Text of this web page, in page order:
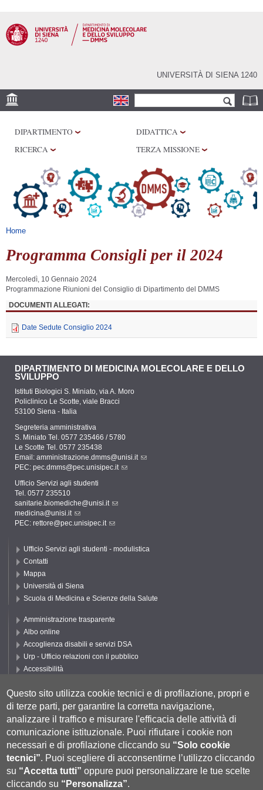
contenuto
principale
UNIVERSITÀ DI SIENA 1240
Form di ricerca
CENTRI DI RICERCA
LABORATORI
BIBLIOTECHE
SERVIZI
DIPARTIMENTO
DIDATTICA
RICERCA
TERZA MISSIONE
Tu sei qui
Home
Programma Consigli per il 2024
Mercoledì, 10 Gennaio 2024
Programmazione Riunioni del Consiglio di Dipartimento del DMMS
DOCUMENTI ALLEGATI:
Date Sedute Consiglio 2024
DIPARTIMENTO DI MEDICINA MOLECOLARE E DELLO
SVILUPPO
Istituti Biologici S. Miniato, via A. Moro
Policlinico Le Scotte, viale Bracci
53100 Siena - Italia
Segreteria amministrativa
S. Miniato Tel. 0577 235466 / 5780
Le Scotte Tel. 0577 235438
Email: amministrazione.dmms@unisi.it
PEC: pec.dmms@pec.unisipec.it
Ufficio Servizi agli studenti
Tel. 0577 235510
sanitarie.biomediche@unisi.it
medicina@unisi.it
PEC: rettore@pec.unisipec.it
Ufficio Servizi agli studenti - modulistica
Contatti
Mappa
Università di Siena
Scuola di Medicina e Scienze della Salute
Amministrazione trasparente
Albo online
Accoglienza disabili e servizi DSA
Urp - Ufficio relazioni con il pubblico
Accessibilità
Cookie settings
Segui UNISI
Questo sito utilizza cookie tecnici e di profilazione, propri e
di terze parti, per garantire la corretta navigazione,
analizzare il traffico e misurare l'efficacia delle attività di
comunicazione istituzionale. Puoi rifiutare i cookie non
necessari e di profilazione cliccando su “Solo cookie
tecnici”. Puoi scegliere di acconsentirne l’utilizzo cliccando
su “Accetta tutti” oppure puoi personalizzare le tue scelte
cliccando su “Personalizza”.